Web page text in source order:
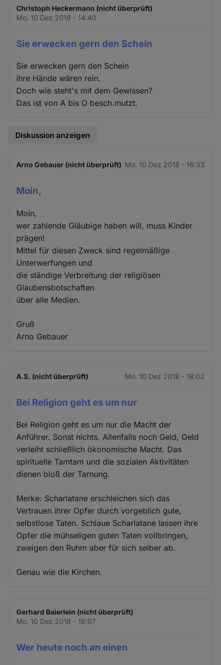
Christoph Heckermann (nicht überprüft)
Mo. 10 Dez 2018 - 14:40
Sie erwecken gern den Schein
Sie erwecken gern den Schein
ihre Hände wären rein.
Doch wie steht's mit dem Gewissen?
Das ist von A bis O besch.mutzt.
Diskussion anzeigen
Arno Gebauer (nicht überprüft) Mo. 10 Dez 2018 - 16:33
Moin,
Moin,
wer zahlende Gläubige haben will, muss Kinder
prägen!
Mittel für diesen Zweck sind regelmäßige
Unterwerfungen und
die ständige Verbreitung der religiösen
Glaubensbotschaften
über alle Medien.
Gruß
Arno Gebauer
A.S. (nicht überprüft) Mo. 10 Dez 2018 - 18:02
Bei Religion geht es um nur
Bei Religion geht es um nur die Macht der
Anführer. Sonst nichts. Allenfalls noch Geld, Geld
verleiht schließlich ökonomische Macht. Das
spirituelle Tamtam und die sozialen Aktivitäten
dienen bloß der Tarnung.
Merke: Scharlatane erschleichen sich das
Vertrauen ihrer Opfer durch vorgeblich gute,
selbstlose Taten. Schlaue Scharlatane lassen ihre
Opfer die mühseligen guten Taten vollbringen,
zweigen den Ruhm aber für sich selber ab.
Genau wie die Kirchen.
Gerhard Baierlein (nicht überprüft)
Mo. 10 Dez 2018 - 18:07
Wer heute noch an einen